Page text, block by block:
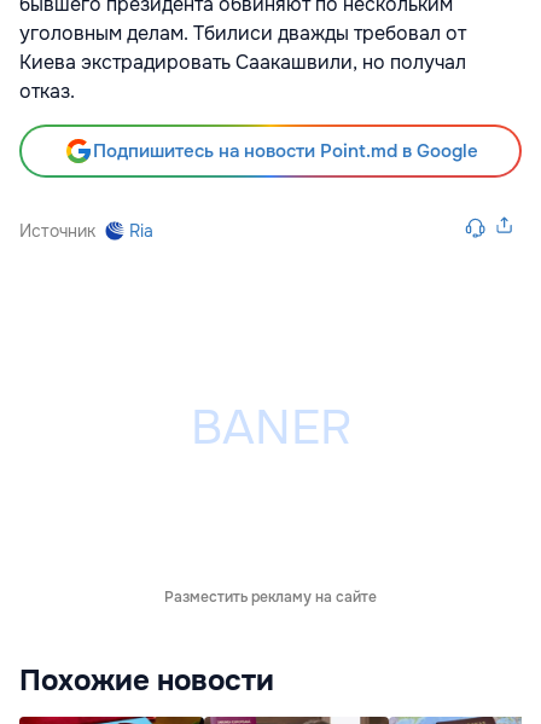
уголовным делам. Тбилиси дважды требовал от
Киева экстрадировать Саакашвили, но получал
отказ.
Подпишитесь на новости Point.md в Google
Источник Ria
Разместить рекламу на сайте
Похожие новости